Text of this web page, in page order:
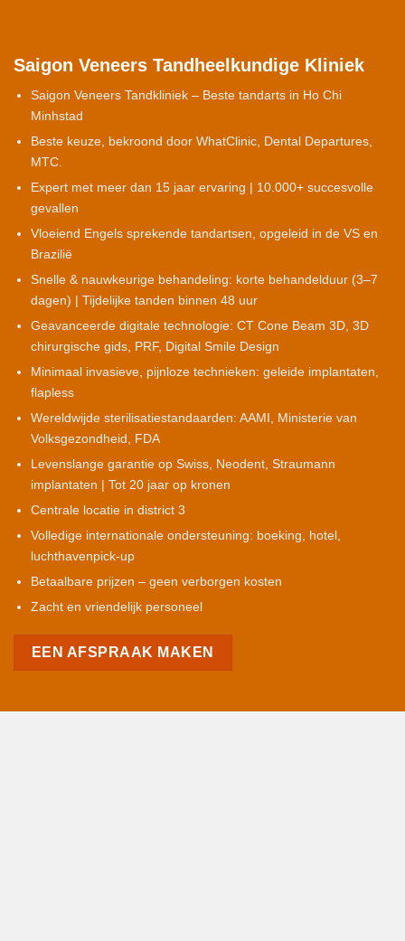
Saigon Veneers Tandheelkundige Kliniek
Saigon Veneers Tandkliniek – Beste tandarts in Ho Chi
Minhstad
Beste keuze, bekroond door WhatClinic, Dental Departures,
MTC.
Expert met meer dan 15 jaar ervaring | 10.000+ succesvolle
gevallen
Vloeiend Engels sprekende tandartsen, opgeleid in de VS en
Brazilië
Snelle & nauwkeurige behandeling: korte behandelduur (3–7
dagen) | Tijdelijke tanden binnen 48 uur
Geavanceerde digitale technologie: CT Cone Beam 3D, 3D
chirurgische gids, PRF, Digital Smile Design
Minimaal invasieve, pijnloze technieken: geleide implantaten,
flapless
Wereldwijde sterilisatiestandaarden: AAMI, Ministerie van
Volksgezondheid, FDA
Levenslange garantie op Swiss, Neodent, Straumann
implantaten | Tot 20 jaar op kronen
Centrale locatie in district 3
Volledige internationale ondersteuning: boeking, hotel,
luchthavenpick-up
Betaalbare prijzen – geen verborgen kosten
Zacht en vriendelijk personeel
EEN AFSPRAAK MAKEN